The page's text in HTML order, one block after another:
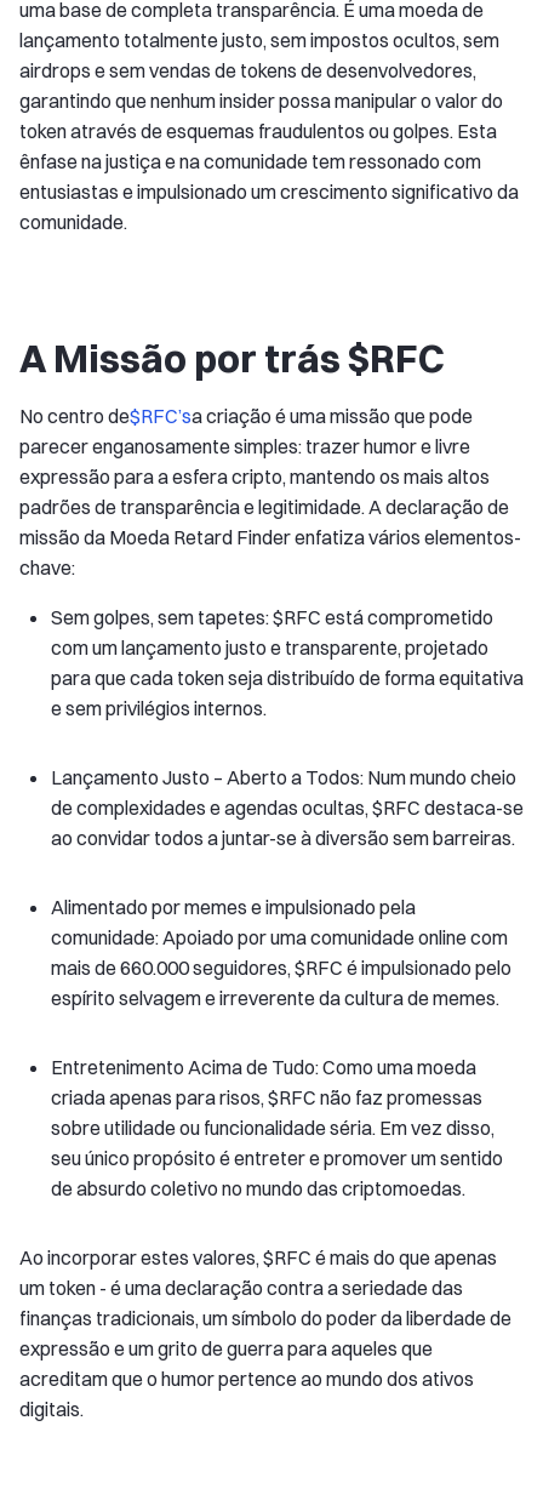
uma base de completa transparência. É uma moeda de
lançamento totalmente justo, sem impostos ocultos, sem
airdrops e sem vendas de tokens de desenvolvedores,
garantindo que nenhum insider possa manipular o valor do
token através de esquemas fraudulentos ou golpes. Esta
ênfase na justiça e na comunidade tem ressonado com
entusiastas e impulsionado um crescimento significativo da
comunidade.
A Missão por trás $RFC
No centro de$RFC’sa criação é uma missão que pode
parecer enganosamente simples: trazer humor e livre
expressão para a esfera cripto, mantendo os mais altos
padrões de transparência e legitimidade. A declaração de
missão da Moeda Retard Finder enfatiza vários elementos-
chave:
Sem golpes, sem tapetes: $RFC está comprometido
com um lançamento justo e transparente, projetado
para que cada token seja distribuído de forma equitativa
e sem privilégios internos.
Lançamento Justo – Aberto a Todos: Num mundo cheio
de complexidades e agendas ocultas, $RFC destaca-se
ao convidar todos a juntar-se à diversão sem barreiras.
Alimentado por memes e impulsionado pela
comunidade: Apoiado por uma comunidade online com
mais de 660.000 seguidores, $RFC é impulsionado pelo
espírito selvagem e irreverente da cultura de memes.
Entretenimento Acima de Tudo: Como uma moeda
criada apenas para risos, $RFC não faz promessas
sobre utilidade ou funcionalidade séria. Em vez disso,
seu único propósito é entreter e promover um sentido
de absurdo coletivo no mundo das criptomoedas.
Ao incorporar estes valores, $RFC é mais do que apenas
um token - é uma declaração contra a seriedade das
finanças tradicionais, um símbolo do poder da liberdade de
expressão e um grito de guerra para aqueles que
acreditam que o humor pertence ao mundo dos ativos
digitais.